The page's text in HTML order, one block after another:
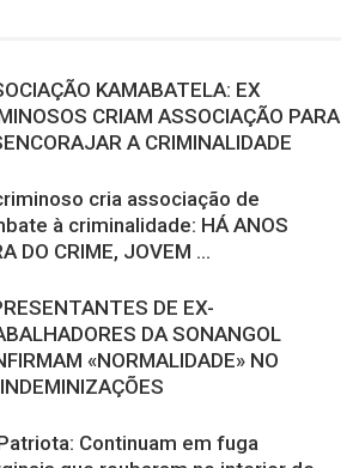
KAMABATELA: EX
CRIAM ASSOCIAÇÃO PARA
A CRIMINALIDADE
cria associação de
à criminalidade: HÁ ANOS
DO CRIME, JOVEM ...
DE EX-
DA SONANGOL
«NORMALIDADE» NO
Continuam em fuga